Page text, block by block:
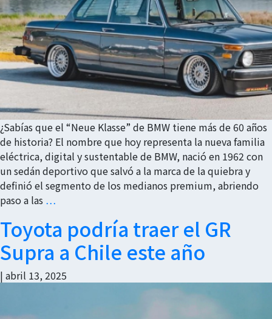
¿Sabías que el “Neue Klasse” de BMW tiene más de 60 años
de historia? El nombre que hoy representa la nueva familia
eléctrica, digital y sustentable de BMW, nació en 1962 con
un sedán deportivo que salvó a la marca de la quiebra y
definió el segmento de los medianos premium, abriendo
paso a las …
Toyota podría traer el GR
Supra a Chile este año
| abril 13, 2025